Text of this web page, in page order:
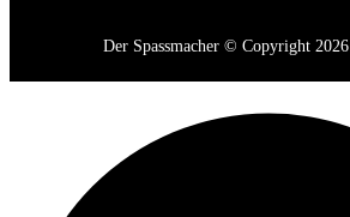
Der Spassmacher © Copyright 2026